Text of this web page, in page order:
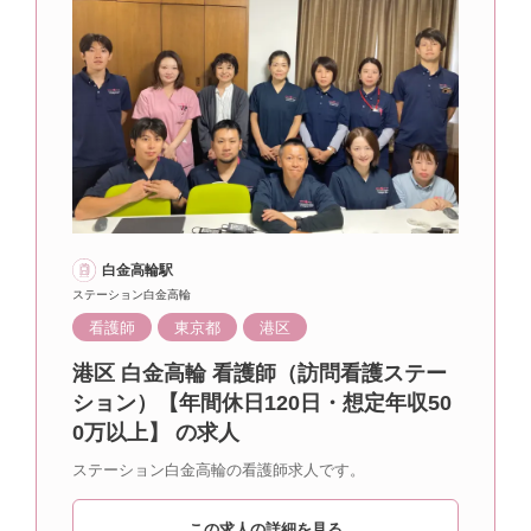
白金高輪駅
ステーション白金高輪
看護師 東京都 港区
港区 白金高輪 看護師（訪問看護ステー
ション）【年間休日120日・想定年収50
0万以上】 の求人
ステーション白金高輪の看護師求人です。